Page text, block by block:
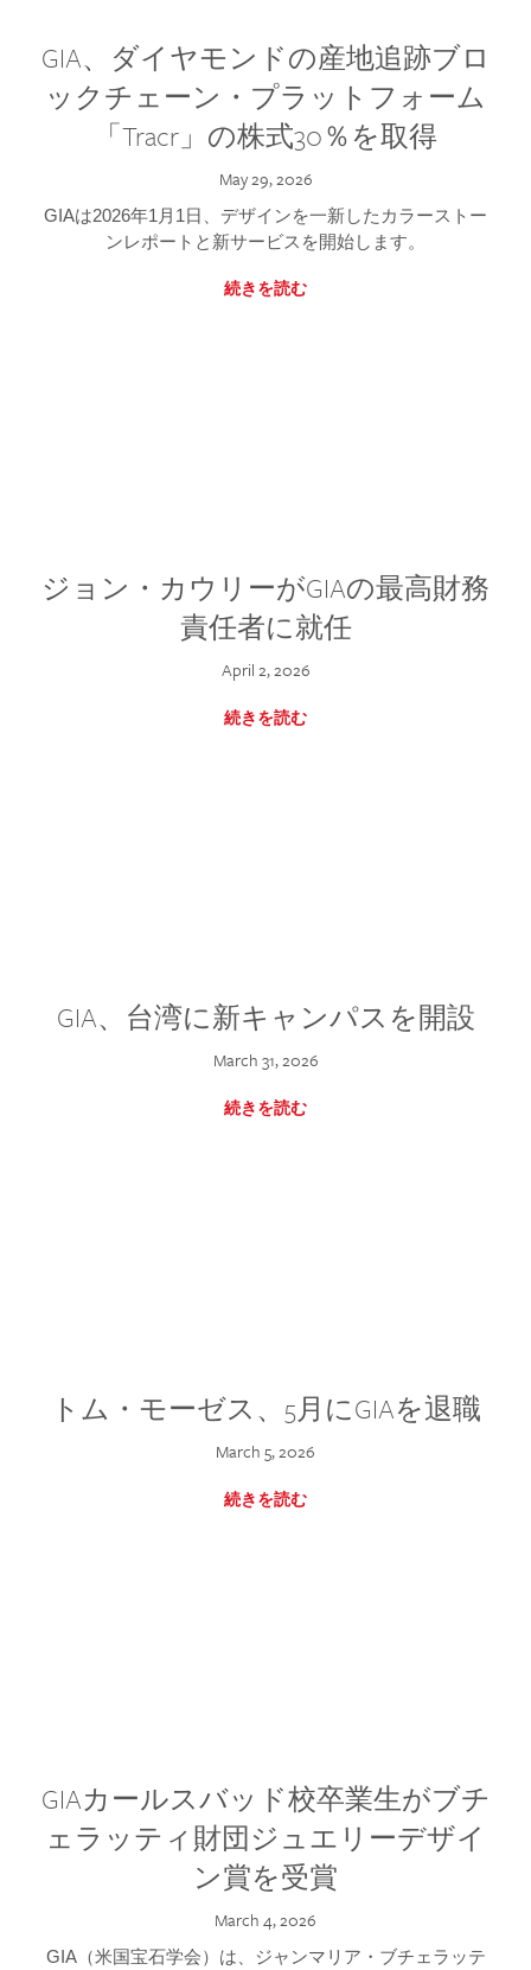
GIA、ダイヤモンドの産地追跡ブロ
ックチェーン・プラットフォーム
「Tracr」の株式30％を取得
May 29, 2026
GIAは2026年1月1日、デザインを一新したカラーストー
ンレポートと新サービスを開始します。
続きを読む
ジョン・カウリーがGIAの最高財務
責任者に就任
April 2, 2026
続きを読む
GIA、台湾に新キャンパスを開設
March 31, 2026
続きを読む
トム・モーゼス、5月にGIAを退職
March 5, 2026
続きを読む
GIAカールスバッド校卒業生がブチ
ェラッティ財団ジュエリーデザイ
ン賞を受賞
March 4, 2026
GIA（米国宝石学会）は、ジャンマリア・ブチェラッテ